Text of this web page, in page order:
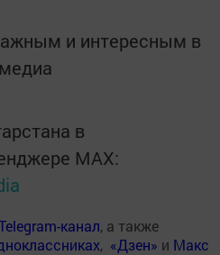
и интересным в
в
MАХ:
канал, а также
, «Дзен» и Макс